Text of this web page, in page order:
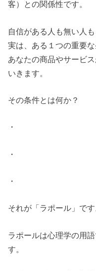
客）との関係性です。
自信がある人も無い人
実は、ある１つの重要
あなたの商品やサービ
いきます。
その条件とは何か？
・
・
・
それが「ラポール」です
ラポールは心理学の用
す。